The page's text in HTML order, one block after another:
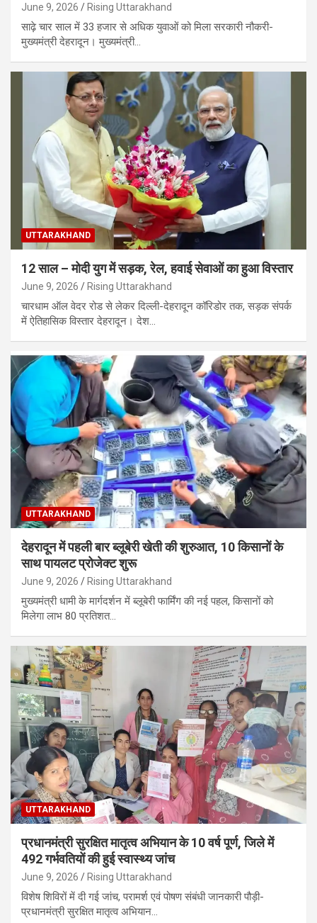
June 9, 2026 Rising Uttarakhand
साढ़े चार साल में 33 हजार से अधिक युवाओं को मिला सरकारी नौकरी-
मुख्यमंत्री देहरादून। मुख्यमंत्री…
UTTARAKHAND
12 साल – मोदी युग में सड़क, रेल, हवाई सेवाओं का हुआ विस्तार
June 9, 2026 Rising Uttarakhand
चारधाम ऑल वेदर रोड से लेकर दिल्ली-देहरादून कॉरिडोर तक, सड़क संपर्क
में ऐतिहासिक विस्तार देहरादून। देश…
UTTARAKHAND
देहरादून में पहली बार ब्लूबेरी खेती की शुरुआत, 10 किसानों के
साथ पायलट प्रोजेक्ट शुरू
June 9, 2026 Rising Uttarakhand
मुख्यमंत्री धामी के मार्गदर्शन में ब्लूबेरी फार्मिंग की नई पहल, किसानों को
मिलेगा लाभ 80 प्रतिशत…
UTTARAKHAND
प्रधानमंत्री सुरक्षित मातृत्व अभियान के 10 वर्ष पूर्ण, जिले में
492 गर्भवतियों की हुई स्वास्थ्य जांच
June 9, 2026 Rising Uttarakhand
विशेष शिविरों में दी गई जांच, परामर्श एवं पोषण संबंधी जानकारी पौड़ी-
प्रधानमंत्री सुरक्षित मातृत्व अभियान…